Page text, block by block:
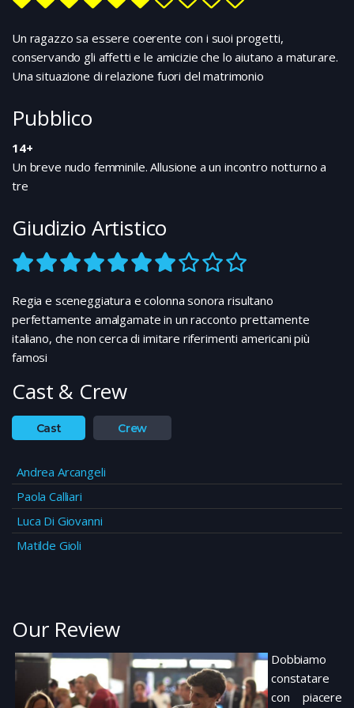
è soprattutto Matteo a guadagnare meriti e consensi,
l’amore per la fidanzata Emma.
Un ragazzo sa essere coerente con i suoi progetti,
conservando gli affetti e le amicizie che lo aiutano a maturare.
Una situazione di relazione fuori del matrimonio
Pubblico
14+
Un breve nudo femminile. Allusione a un incontro notturno a
tre
Giudizio Artistico
Regia e sceneggiatura e colonna sonora risultano
perfettamente amalgamate in un racconto prettamente
italiano, che non cerca di imitare riferimenti americani più
famosi
Cast & Crew
Cast Crew
Andrea Arcangeli
Paola Calliari
Luca Di Giovanni
Matilde Gioli
Our Review
Dobbiamo
constatare
con piacere